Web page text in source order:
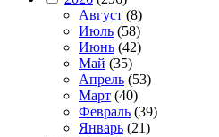
Август (8)
Июль (58)
Июнь (42)
Май (35)
Апрель (53)
Март (40)
Февраль (39)
Январь (21)